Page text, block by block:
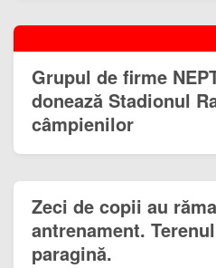
Grupul de firme
donează Stadionul
câmpienilor
Zeci de copii au
antrenament.
paragină.